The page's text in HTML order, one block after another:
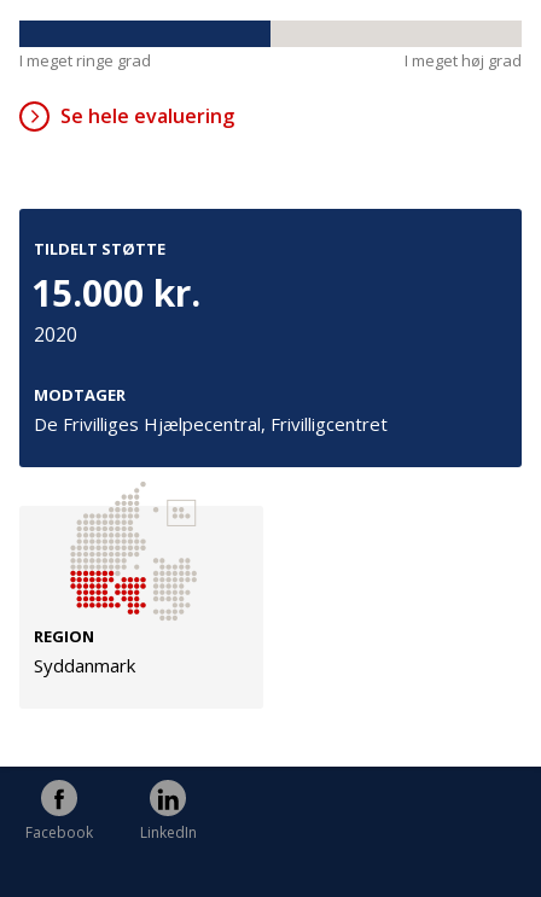
I meget ringe grad I meget høj grad
Se hele evaluering
TILDELT STØTTE
15.000 kr.
2020
MODTAGER
De Frivilliges Hjælpecentral, Frivilligcentret
REGION
Syddanmark
TryghedsGruppen
T:45 26 08 26
Vis vej hertil
Fakturering
Kontakt os
Presse
Følg os
TryghedsGruppen
Facebook
Facebook LinkedIn